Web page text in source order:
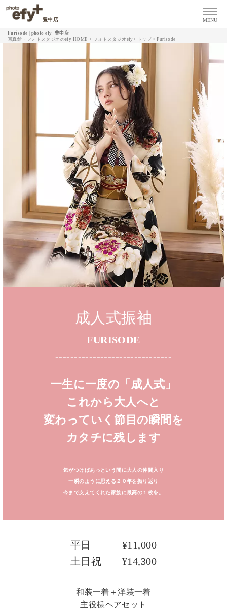
豊中店 MENU
Furisode | photo efy+豊中店
写真館・フォトスタジオのefy HOME > フォトスタジオefy+ トップ >Furisode
成人式振袖
FURISODE
-------------------------------
一生に一度の「成人式」
これから大人へと
変わっていく節目の瞬間を
カタチに残します
気がつけばあっという間に大人の仲間入り
一瞬のように思える２０年を振り返り
今まで支えてくれた家族に最高の１枚を。
平日 ¥11,000
土日祝 ¥14,300
和装一着＋洋装一着
主役様ヘアセット